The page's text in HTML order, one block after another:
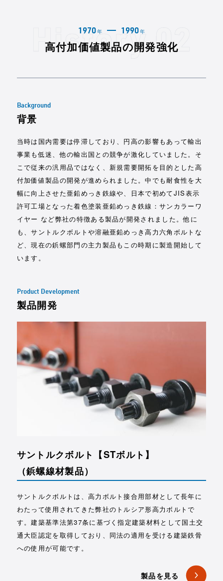
1970 年 1990 年
高付加価値製品の開発強化
Background
背景
当時は国内需要は停滞しており、円高の影響もあって輸出
事業も低迷、他の輸出国との競争が激化していました。そ
こで従来の汎用品ではなく、新規需要開拓を目的とした高
付加価値製品の開発が進められました。中でも耐食性を大
幅に向上させた亜鉛めっき鉄線や、日本で初めてJIS表示
許可工場となった着色塗装亜鉛めっき鉄線：サンカラーワ
イヤー など弊社の特徴ある製品が開発されました。他に
も、サントルクボルトや溶融亜鉛めっき高力六角ボルトな
ど、現在の鋲螺部門の主力製品もこの時期に製造開始して
います。
Product Development
製品開発
サントルクボルト【STボルト】
（鋲螺線材製品）
サントルクボルトは、高力ボルト接合用部材として長年に
わたって使用されてきた弊社のトルシア形高力ボルトで
す。建築基準法第37条に基づく指定建築材料として国土交
通大臣認定を取得しており、同法の適用を受ける建築鉄骨
への使用が可能です。
製品を見る